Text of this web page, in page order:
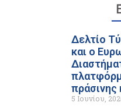
Δελτίο
και ο
πράσινης
5 Ιουνίου,